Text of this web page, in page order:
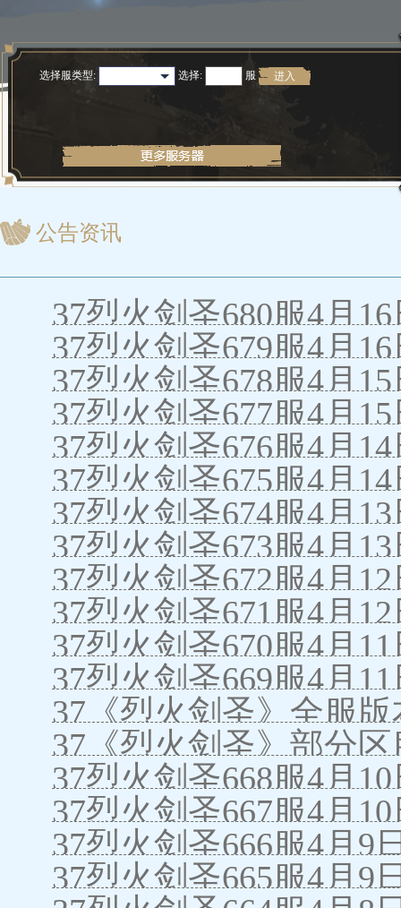
选择服类型: 选择: 服 进入
公告资讯
37烈火剑圣680服4月
37烈火剑圣679服4月
37烈火剑圣678服4月
37烈火剑圣677服4月
37烈火剑圣676服4月
37烈火剑圣675服4月
37烈火剑圣674服4月
37烈火剑圣673服4月
37烈火剑圣672服4月
37烈火剑圣671服4月
37烈火剑圣670服4月
37烈火剑圣669服4月
37《烈火剑圣》全服
37《烈火剑圣》部分
37烈火剑圣668服4月
37烈火剑圣667服4月
37烈火剑圣666服4月9
37烈火剑圣665服4月9